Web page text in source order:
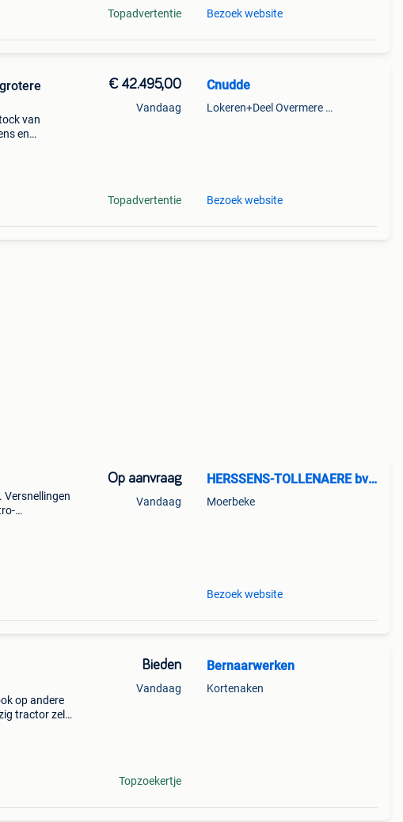
Topadvertentie Bezoek website
van
en
€ 42.495,00
Vandaag
Topadvertentie
Cnudde
Lokeren+Deel Overmere En Zele
Bezoek website
Versnellingen
Op aanvraag
Vandaag
HERSSENS-TOLLENAERE bvba
Moerbeke
Bezoek website
op andere
tractor zelf
Bieden
Vandaag
Topzoekertje
Bernaarwerken
Kortenaken